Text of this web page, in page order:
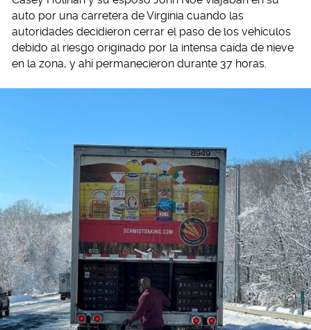
auto por una carretera de Virginia cuando las
autoridades decidieron cerrar el paso de los vehículos
debido al riesgo originado por la intensa caída de nieve
en la zona, y ahí permanecieron durante 37 horas.